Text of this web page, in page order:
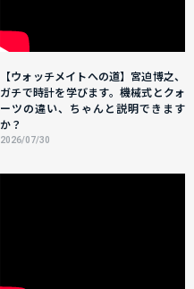
【ウォッチメイトへの道】宮迫博之、
ガチで時計を学びます。機械式とクォ
ーツの違い、ちゃんと説明できます
か？
2026/07/30